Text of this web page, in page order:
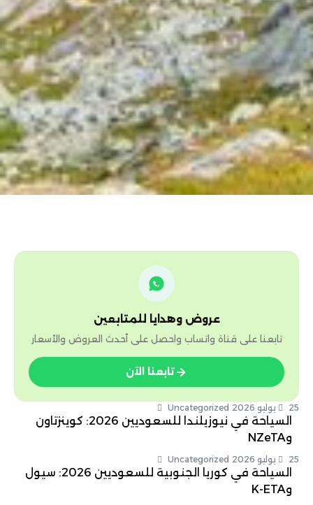
عروض وهدايا للمتابعين
قناة واتساب واحصل على أحدث العروض والأسعار
Uncategorized
السياحة في نيوزيلندا للسعوديين 2026: كوينزتاون
Uncategorized
السياحة في كوريا الجنوبية للسعوديين 2026: سيول